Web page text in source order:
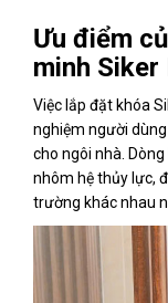
Ưu điểm
minh Siker
Việc lắp đặt khóa
nghiệm người
cho ngôi nhà.
nhôm hệ thủy lực,
trường khác nhau